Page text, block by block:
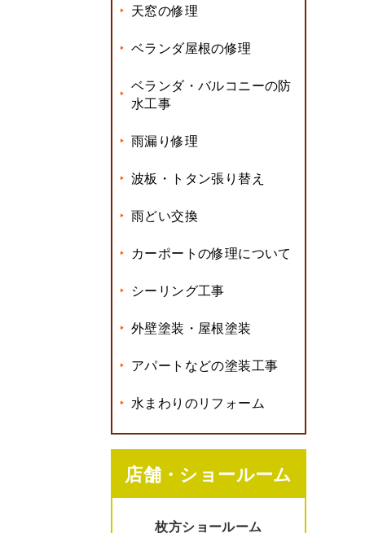
天窓の修理
ベランダ屋根の修理
ベランダ・バルコニーの防
水工事
雨漏り修理
波板・トタン張り替え
雨どい交換
カーポートの修理について
シーリング工事
外壁塗装・屋根塗装
アパートなどの塗装工事
水まわりのリフォーム
店舗・ショールーム
枚方ショールーム